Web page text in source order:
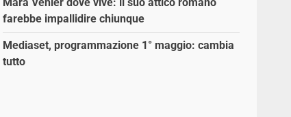
farebbe impallidire chiunque
Mediaset, programmazione 1° maggio: cambia
tutto